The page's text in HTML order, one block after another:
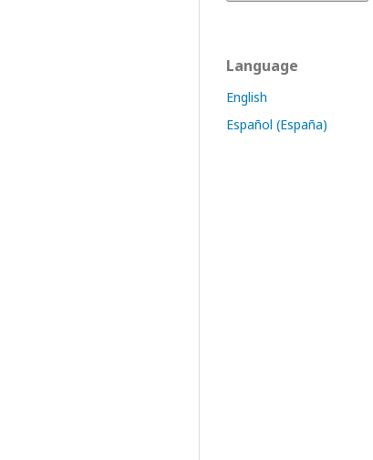
Language
English
Español (España)